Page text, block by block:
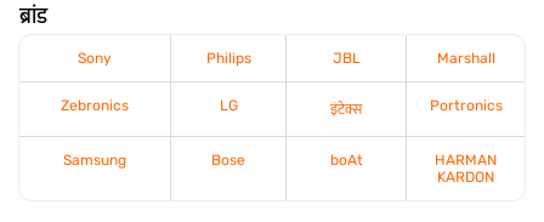
ब्रांड
Sony Philips JBL Marshall
Zebronics LG इंटेक्स Portronics
Samsung Bose boAt
HARMAN
KARDON